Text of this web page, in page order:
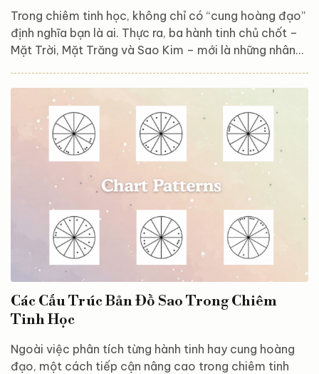
Trong chiêm tinh học, không chỉ có “cung hoàng đạo”
định nghĩa bạn là ai. Thực ra, ba hành tinh chủ chốt –
Mặt Trời, Mặt Trăng và Sao Kim – mới là những nhân
người chúng ta đều mang trong mình một vũ trụ riêng
– nơi cảm xúc, lý trí và khát vọng hòa quyện để tạo
nên bản thể độc nhất. Mặt Trời – Khi bạn trở thành
“phiên bản tốt nhất của chính...
Các Cấu Trúc Bản Đồ Sao Trong Chiêm
Tinh Học
Ngoài việc phân tích từng hành tinh hay cung hoàng
đạo, một cách tiếp cận nâng cao trong chiêm tinh